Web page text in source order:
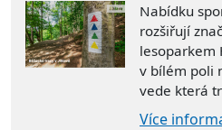
Nabídku
rozšiřují
lesoparkem
v bílém poli
vede která
Více